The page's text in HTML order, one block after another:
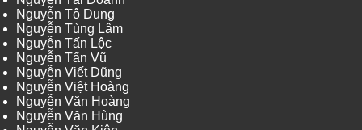
Nguyễn Tô Dung
Nguyễn Tùng Lâm
Nguyễn Tấn Lộc
Nguyễn Tấn Vũ
Nguyễn Viết Dũng
Nguyễn Việt Hoàng
Nguyễn Văn Hoàng
Nguyễn Văn Hùng